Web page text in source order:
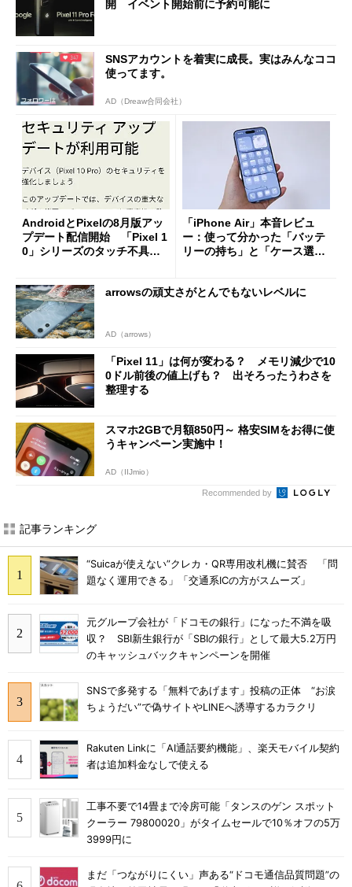
開 イベント開始前に予約可能に
SNSアカウントを着実に成長。実はみんなココ
使ってます。
AD（Dreaw合同会社）
AndroidとPixelの8月版アッ
プデート配信開始 「Pixel 1
0」シリーズのタッチ不具合
「iPhone Air」本音レビュ
ー：使って分かった「バッテ
リーの持ち」と「ケース選
arrowsの頑丈さがとんでもないレベルに
AD（arrows）
「Pixel 11」は何が変わる？ メモリ減少で10
0ドル前後の値上げも？ 出そろったうわさを
整理する
スマホ2GBで月額850円～ 格安SIMをお得に使
うキャンペーン実施中！
AD（IIJmio）
Recommended by
記事ランキング
“Suicaが使えない”クレカ・QR専用改札機に賛否 「問
題なく運用できる」「交通系ICの方がスムーズ」
元グループ会社が「ドコモの銀行」になった不満を吸
収？ SBI新生銀行が「SBIの銀行」として最大5.2万円
のキャッシュバックキャンペーンを開催
SNSで多発する「無料であげます」投稿の正体 “お涙
ちょうだい”で偽サイトやLINEへ誘導するカラクリ
Rakuten Linkに「AI通話要約機能」、楽天モバイル契約
者は追加料金なしで使える
工事不要で14畳まで冷房可能「タンスのゲン スポット
クーラー 79800020」がタイムセールで10％オフの5万
3999円に
まだ「つながりにくい」声ある“ドコモ通信品質問題”の